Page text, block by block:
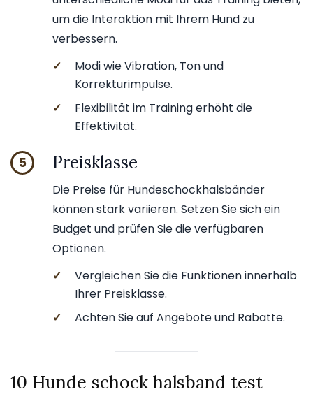
um die Interaktion mit Ihrem Hund zu
verbessern.
✓
Modi wie Vibration, Ton und
Korrekturimpulse.
✓
Flexibilität im Training erhöht die
Effektivität.
5 Preisklasse
Die Preise für Hundeschockhalsbänder
können stark variieren. Setzen Sie sich ein
Budget und prüfen Sie die verfügbaren
Optionen.
✓
Vergleichen Sie die Funktionen innerhalb
Ihrer Preisklasse.
✓
Achten Sie auf Angebote und Rabatte.
10 Hunde schock halsband test